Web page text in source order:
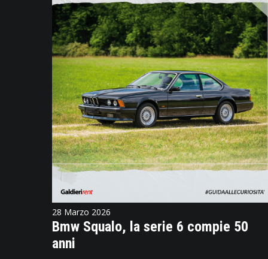
28 Marzo 2026
Bmw Squalo, la serie 6 compie 50
anni